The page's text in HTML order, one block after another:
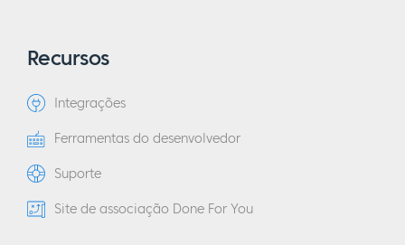
Recursos
Integrações
Ferramentas do desenvolvedor
Suporte
Site de associação Done For You